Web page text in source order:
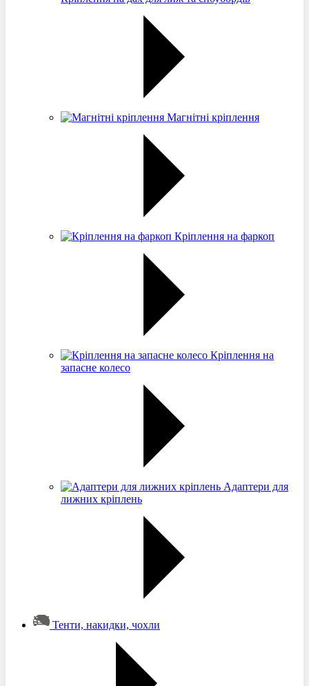
Магнітні кріплення
Кріплення на фаркоп
Кріплення на
запасне колесо
Адаптери для
лижних кріплень
Тенти, накидки, чохли